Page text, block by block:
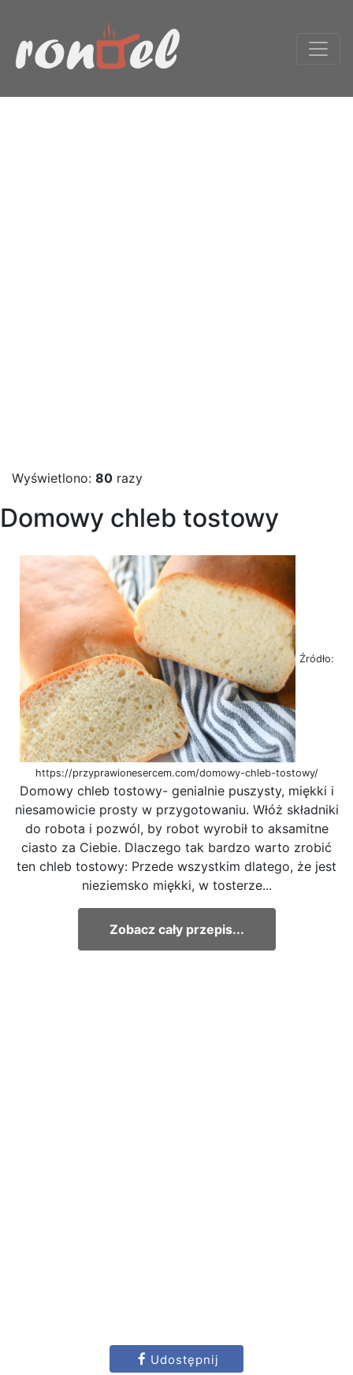
Wyświetlono: 80 razy
Domowy chleb tostowy
Źródło:
https://przyprawionesercem.com/domowy-chleb-tostowy/
Domowy chleb tostowy- genialnie puszysty, miękki i
niesamowicie prosty w przygotowaniu. Włóż składniki
do robota i pozwól, by robot wyrobił to aksamitne
ciasto za Ciebie. Dlaczego tak bardzo warto zrobić
ten chleb tostowy: Przede wszystkim dlatego, że jest
nieziemsko miękki, w tosterze...
Zobacz cały przepis...
Udostępnij